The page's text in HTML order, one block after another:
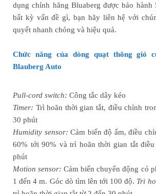
dụng chính hãng Bluaberg được bảo hành
bất kỳ vấn đề gì, bạn hãy liên hệ với
quyết nhanh chóng và hiệu quả.
Chức năng của dòng quạt thông gió
Blauberg Auto
Pull-cord switch: Công tắc dây kéo
Timer: Trì hoãn thời gian tắt, điều chỉnh
30 phút
Humidity sensor:Cảm biến độ ẩm, điều
60% tới 90% và trì hoãn thời gian tắt
phút
Motion sensor: Cảm biến chuyển động có
1 đến 4 m. Góc dò tìm lên tới 100 độ. Trì